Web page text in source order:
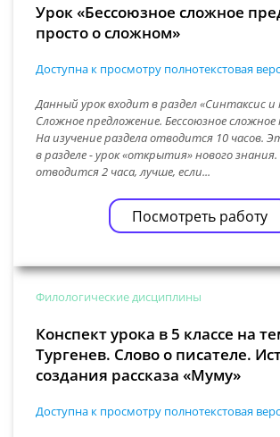
Урок «Бессоюзное сложное
просто о сложном»
Доступна к просмотру полнотекстовая
Данный урок входит в раздел «Синтаксис и
Сложное предложение. Бессоюзное сложное
На изучение раздела отводится 10 часов.
в разделе - урок «открытия» нового
отводится 2 часа, лучше, если...
Посмотреть работу
Филологические дисциплины
Конспект урока в 5 классе на
Тургенев. Слово о писателе.
создания рассказа «Муму»
Доступна к просмотру полнотекстовая